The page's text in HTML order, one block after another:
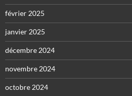
février 2025
janvier 2025
décembre 2024
novembre 2024
octobre 2024